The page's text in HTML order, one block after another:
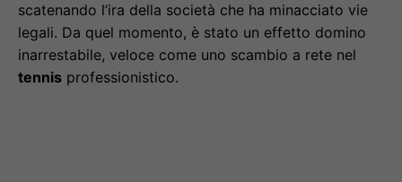
scatenando l’ira della società che ha minacciato vie
legali. Da quel momento, è stato un effetto domino
inarrestabile, veloce come uno scambio a rete nel
tennis professionistico.